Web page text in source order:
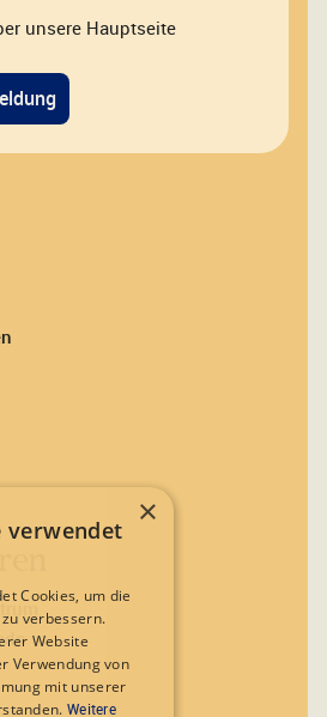
unsere Hauptseite
×
verwendet
Cookies, um die
verbessern.
Website
Verwendung von
mit unserer
Weitere